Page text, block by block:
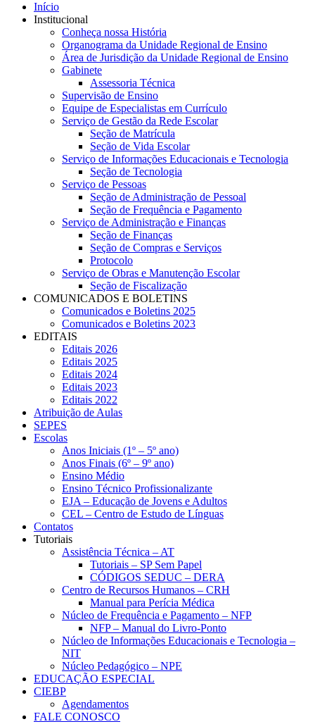
Início
Institucional
Conheça nossa História
Organograma da Unidade Regional de Ensino
Área de Jurisdição da Unidade Regional de Ensino
Gabinete
Assessoria Técnica
Supervisão de Ensino
Equipe de Especialistas em Currículo
Serviço de Gestão da Rede Escolar
Seção de Matrícula
Seção de Vida Escolar
Serviço de Informações Educacionais e Tecnologia
Seção de Tecnologia
Serviço de Pessoas
Seção de Administração de Pessoal
Seção de Frequência e Pagamento
Serviço de Administração e Finanças
Seção de Finanças
Seção de Compras e Serviços
Protocolo
Serviço de Obras e Manutenção Escolar
Seção de Fiscalização
COMUNICADOS E BOLETINS
Comunicados e Boletins 2025
Comunicados e Boletins 2023
EDITAIS
Editais 2026
Editais 2025
Editais 2024
Editais 2023
Editais 2022
Atribuição de Aulas
SEPES
Escolas
Anos Iniciais (1º – 5º ano)
Anos Finais (6º – 9º ano)
Ensino Médio
Ensino Técnico Profissionalizante
EJA – Educação de Jovens e Adultos
CEL – Centro de Estudo de Línguas
Contatos
Tutoriais
Assistência Técnica – AT
Tutoriais – SP Sem Papel
CÓDIGOS SEDUC – DERA
Centro de Recursos Humanos – CRH
Manual para Perícia Médica
Núcleo de Frequência e Pagamento – NFP
NFP – Manual do Livro-Ponto
Núcleo de Informações Educacionais e Tecnologia –
NIT
Núcleo Pedagógico – NPE
EDUCAÇÃO ESPECIAL
CIEBP
Agendamentos
FALE CONOSCO